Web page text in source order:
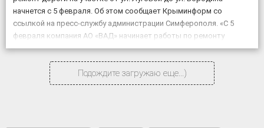
начнется с 5 февраля. Об этом сообщает Крыминформ со
ссылкой на пресс-службу администрации Симферополя. «С 5
февраля компания АО «ВАД» начинает работы по ремонту
объекта «Дублирующий […]
Подождите загружаю еще...)